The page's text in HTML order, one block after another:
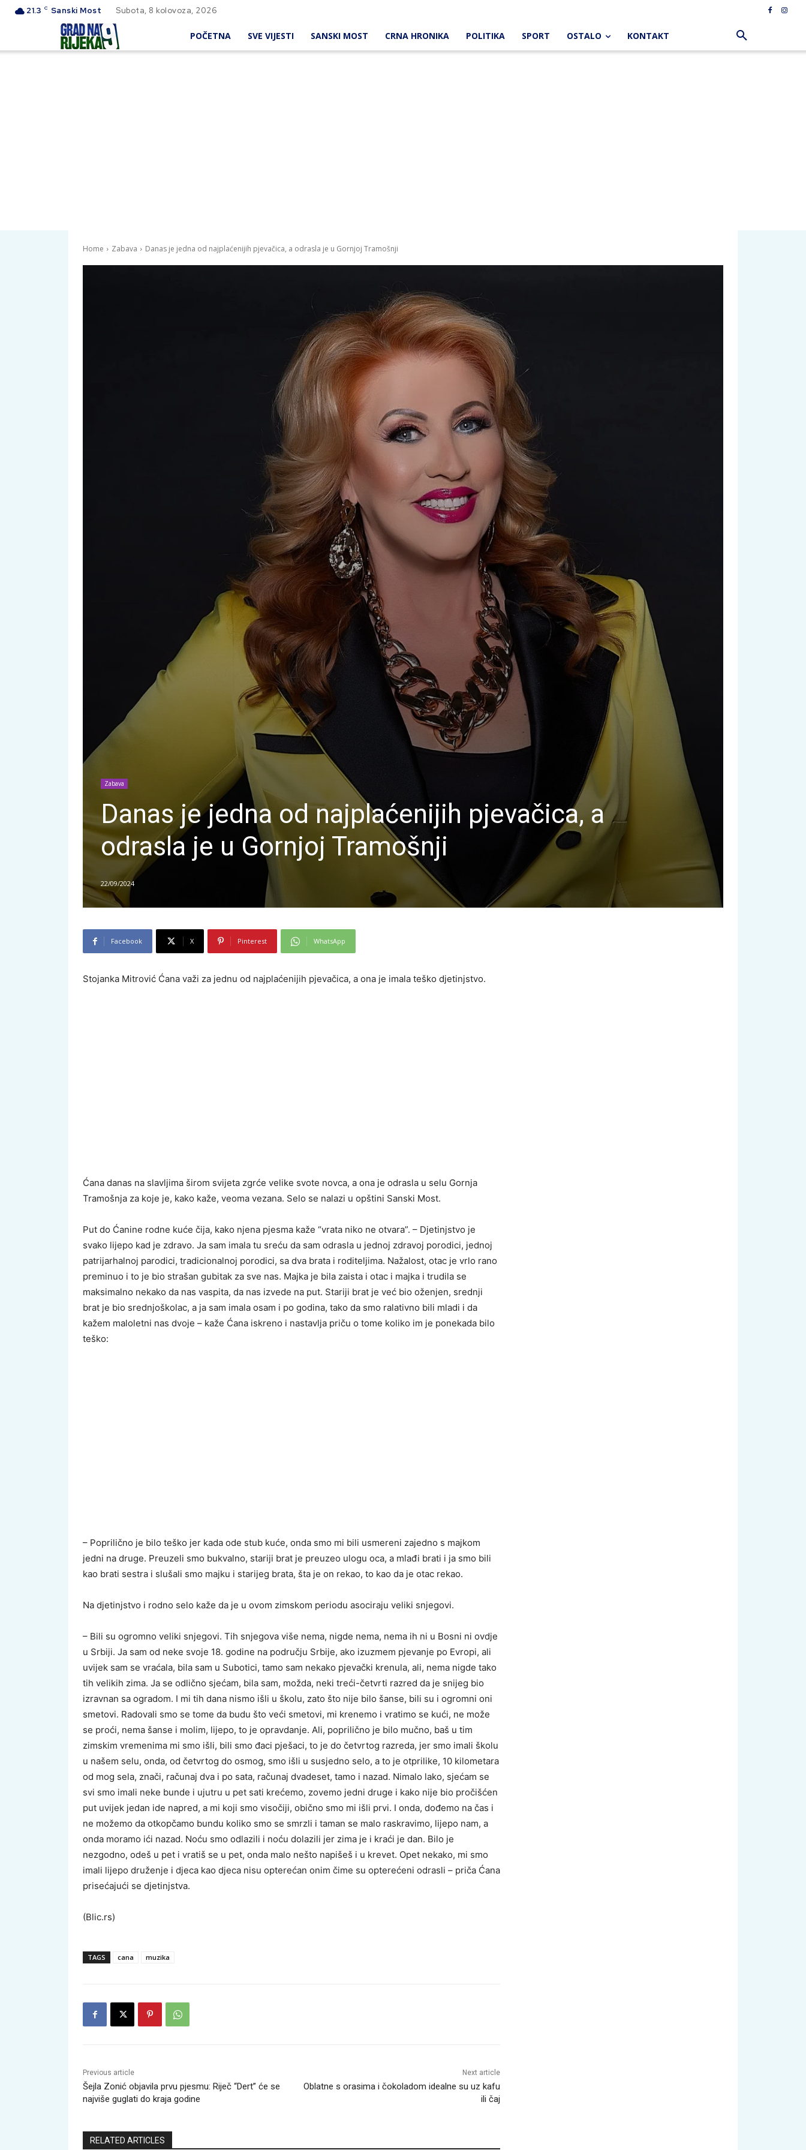
21.3 C Sanski Most Subota, 8 kolovoza, 2026
POČETNA SVE VIJESTI SANSKI MOST CRNA HRONIKA POLITIKA SPORT OSTALO KONTAKT
Home Zabava Danas je jedna od najplaćenijih pjevačica, a odrasla je u Gornjoj Tramošnji
Zabava
Danas je jedna od najplaćenijih pjevačica, a
odrasla je u Gornjoj Tramošnji
22/09/2024
Facebook X Pinterest WhatsApp
Stojanka Mitrović Ćana važi za jednu od najplaćenijih pjevačica, a ona je imala teško djetinjstvo.
Ćana danas na slavljima širom svijeta zgrće velike svote novca, a ona je odrasla u selu Gornja
Tramošnja za koje je, kako kaže, veoma vezana. Selo se nalazi u opštini Sanski Most.
Put do Ćanine rodne kuće čija, kako njena pjesma kaže “vrata niko ne otvara”. – Djetinjstvo je
svako lijepo kad je zdravo. Ja sam imala tu sreću da sam odrasla u jednoj zdravoj porodici, jednoj
patrijarhalnoj parodici, tradicionalnoj porodici, sa dva brata i roditeljima. Nažalost, otac je vrlo rano
preminuo i to je bio strašan gubitak za sve nas. Majka je bila zaista i otac i majka i trudila se
maksimalno nekako da nas vaspita, da nas izvede na put. Stariji brat je već bio oženjen, srednji
brat je bio srednjoškolac, a ja sam imala osam i po godina, tako da smo ralativno bili mladi i da
kažem maloletni nas dvoje – kaže Ćana iskreno i nastavlja priču o tome koliko im je ponekada bilo
teško:
– Poprilično je bilo teško jer kada ode stub kuće, onda smo mi bili usmereni zajedno s majkom
jedni na druge. Preuzeli smo bukvalno, stariji brat je preuzeo ulogu oca, a mlađi brati i ja smo bili
kao brati sestra i slušali smo majku i starijeg brata, šta je on rekao, to kao da je otac rekao.
Na djetinjstvo i rodno selo kaže da je u ovom zimskom periodu asociraju veliki snjegovi.
– Bili su ogromno veliki snjegovi. Tih snjegova više nema, nigde nema, nema ih ni u Bosni ni ovdje
u Srbiji. Ja sam od neke svoje 18. godine na području Srbije, ako izuzmem pjevanje po Evropi, ali
uvijek sam se vraćala, bila sam u Subotici, tamo sam nekako pjevački krenula, ali, nema nigde tako
tih velikih zima. Ja se odlično sjećam, bila sam, možda, neki treći-četvrti razred da je snijeg bio
izravnan sa ogradom. I mi tih dana nismo išli u školu, zato što nije bilo šanse, bili su i ogromni oni
smetovi. Radovali smo se tome da budu što veći smetovi, mi krenemo i vratimo se kući, ne može
se proći, nema šanse i molim, lijepo, to je opravdanje. Ali, poprilično je bilo mučno, baš u tim
zimskim vremenima mi smo išli, bili smo đaci pješaci, to je do četvrtog razreda, jer smo imali školu
u našem selu, onda, od četvrtog do osmog, smo išli u susjedno selo, a to je otprilike, 10 kilometara
od mog sela, znači, računaj dva i po sata, računaj dvadeset, tamo i nazad. Nimalo lako, sjećam se
svi smo imali neke bunde i ujutru u pet sati krećemo, zovemo jedni druge i kako nije bio pročišćen
put uvijek jedan ide napred, a mi koji smo visočiji, obično smo mi išli prvi. I onda, dođemo na čas i
ne možemo da otkopčamo bundu koliko smo se smrzli i taman se malo raskravimo, lijepo nam, a
onda moramo ići nazad. Noću smo odlazili i noću dolazili jer zima je i kraći je dan. Bilo je
nezgodno, odeš u pet i vratiš se u pet, onda malo nešto napišeš i u krevet. Opet nekako, mi smo
imali lijepo druženje i djeca kao djeca nisu opterećan onim čime su opterećeni odrasli – priča Ćana
prisećajući se djetinjstva.
(Blic.rs)
TAGS cana muzika
Previous article
Šejla Zonić objavila prvu pjesmu: Riječ “Dert” će se
najviše guglati do kraja godine
Next article
Oblatne s orasima i čokoladom idealne su uz kafu
ili čaj
RELATED ARTICLES